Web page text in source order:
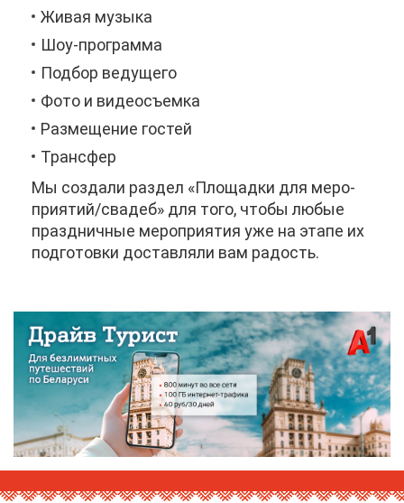
Жи­вая му­зы­ка
Шоу-про­грам­ма
Под­бор ве­ду­ще­го
Фо­то и ви­део­съем­ка
Раз­ме­ще­ние го­стей
Транс­фер
Мы со­зда­ли раз­дел «Пло­щад­ки для ме­ро­
при­я­тий/сва­деб» для то­го, что­бы лю­бые
празд­нич­ные ме­ро­при­я­тия уже на эта­пе их
под­го­тов­ки до­став­ля­ли вам ра­дость.